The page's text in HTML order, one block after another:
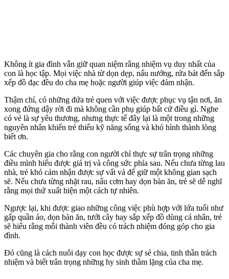
Không ít gia đình vẫn giữ quan niệm rằng nhiệm vụ duy nhất của
con là học tập. Mọi việc nhà từ dọn dẹp, nấu nướng, rửa bát đến sắp
xếp đồ đạc đều do cha mẹ hoặc người giúp việc đảm nhận.
Thậm chí, có những đứa trẻ quen với việc được phục vụ tận nơi, ăn
xong đứng dậy rời đi mà không cần phụ giúp bất cứ điều gì. Nghe
có vẻ là sự yêu thương, nhưng thực tế đây lại là một trong những
nguyên nhân khiến trẻ thiếu kỹ năng sống và khó hình thành lòng
biết ơn.
Các chuyên gia cho rằng con người chỉ thực sự trân trọng những
điều mình hiểu được giá trị và công sức phía sau. Nếu chưa từng lau
nhà, trẻ khó cảm nhận được sự vất vả để giữ một không gian sạch
sẽ. Nếu chưa từng nhặt rau, nấu cơm hay dọn bàn ăn, trẻ sẽ dễ nghĩ
rằng mọi thứ xuất hiện một cách tự nhiên.
Ngược lại, khi được giao những công việc phù hợp với lứa tuổi như
gấp quần áo, dọn bàn ăn, tưới cây hay sắp xếp đồ dùng cá nhân, trẻ
sẽ hiểu rằng mỗi thành viên đều có trách nhiệm đóng góp cho gia
đình.
Đó cũng là cách nuôi dạy con học được sự sẻ chia, tinh thần trách
nhiệm và biết trân trọng những hy sinh thầm lặng của cha mẹ.